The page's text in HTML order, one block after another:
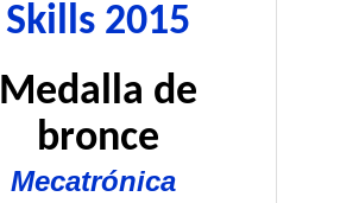
Skills 2015
Medalla de
bronce
Mecatrónica